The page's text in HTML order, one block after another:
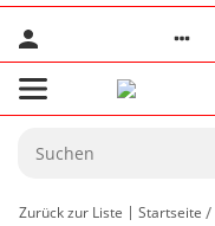
Zurück zur Liste Startseite